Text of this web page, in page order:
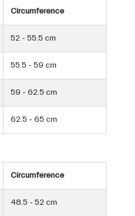
Circumference
52 - 55.5 cm
55.5 - 59 cm
59 - 62.5 cm
62.5 - 65 cm
Circumference
48.5 - 52 cm